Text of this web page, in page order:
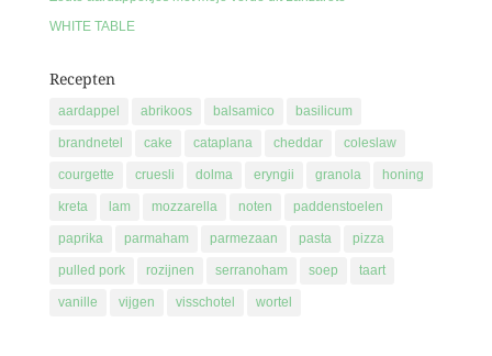
WHITE TABLE
Recepten
aardappel abrikoos balsamico basilicum
brandnetel cake cataplana cheddar coleslaw
courgette cruesli dolma eryngii granola honing
kreta lam mozzarella noten paddenstoelen
paprika parmaham parmezaan pasta pizza
pulled pork rozijnen serranoham soep taart
vanille vijgen visschotel wortel